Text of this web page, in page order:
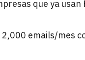
que ya usan
2,000 emails/mes